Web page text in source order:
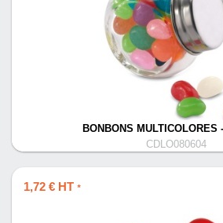
BONBONS MULTICOLORES
CDLO080604
1,72 € HT *